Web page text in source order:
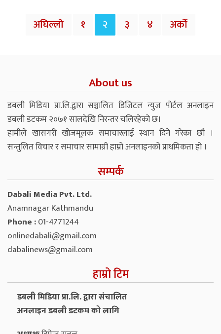
अघिल्लो १ २ ३ ४ अर्को
About us
डबली मिडिया प्रा.लि.द्वारा सञ्चालित डिजिटल न्युज पोर्टल अनलाइन
डबली डटकम २०७१ सालदेखि निरन्तर चलिरहेको छ।
हामीले खासगरी खोजमूलक समाचारलाई स्थान दिने गरेका छौं ।
सन्तुलित विचार र समाचार सामाग्री हाम्रो अनलाइनको प्राथमिकता हो ।
सम्पर्क
Dabali Media Pvt. Ltd.
Anamnagar Kathmandu
Phone :01-4771244
onlinedabali@gmail.com
dabalinews@gmail.com
हाम्रो टिम
डबली मिडिया प्रा.लि. द्वारा संचालित
अनलाइन डबली डटकम को लागि